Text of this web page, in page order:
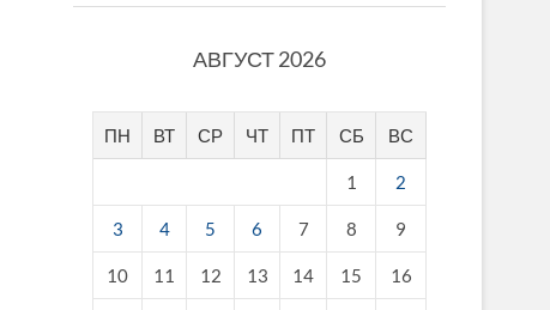
АВГУСТ 2026
ПН ВТ СР ЧТ ПТ СБ ВС
1 2
3 4 5 6 7 8 9
10 11 12 13 14 15 16